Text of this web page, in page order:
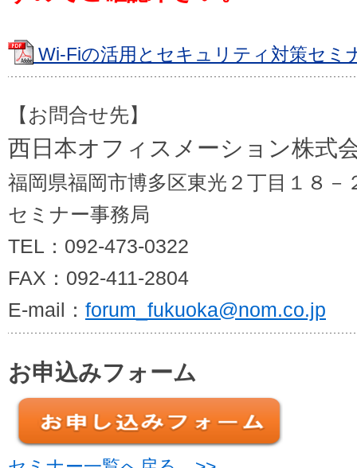
Wi-Fiの活用とセキュリティ対策セミ
【お問合せ先】
西日本オフィスメーション株式
福岡県福岡市博多区東光２丁目１８－
セミナー事務局
TEL：092-473-0322
FAX：092-411-2804
E-mail： forum_fukuoka@nom.co.jp
お申込みフォーム